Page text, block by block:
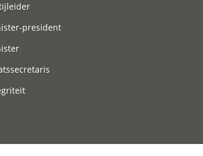
president